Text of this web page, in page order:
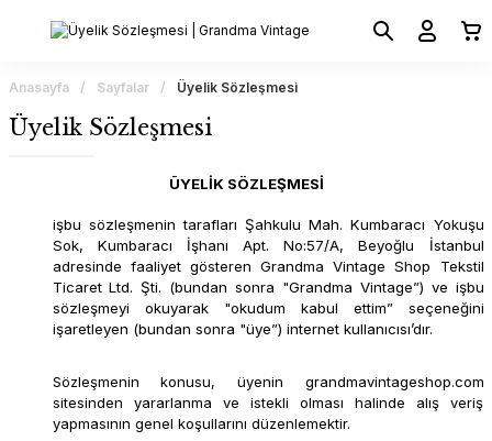
Anasayfa Sayfalar Üyelik Sözleşmesi
Üyelik Sözleşmesi
ÜYELİK SÖZLEŞMESİ
işbu sözleşmenin tarafları Şahkulu Mah. Kumbaracı Yokuşu
Sok, Kumbaracı İşhanı Apt. No:57/A, Beyoğlu İstanbul
adresinde faaliyet gösteren Grandma Vintage Shop Tekstil
Ticaret Ltd. Şti. (bundan sonra "Grandma Vintage”) ve işbu
sözleşmeyi okuyarak "okudum kabul ettim” seçeneğini
işaretleyen (bundan sonra "üye”) internet kullanıcısı’dır.
Sözleşmenin konusu, üyenin grandmavintageshop.com
sitesinden yararlanma ve istekli olması halinde alış veriş
yapmasının genel koşullarını düzenlemektir.